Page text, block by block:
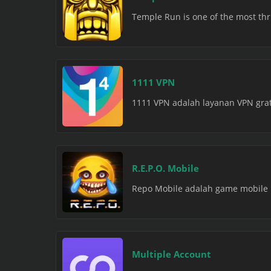
Temple Run is one of the most
1111 VPN
1111 VPN adalah layanan VPN
R.E.P.O. Mobile
Repo Mobile adalah game
Multiple Account